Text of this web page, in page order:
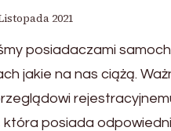
2021
posiadaczami
jakie na nas ciążą.
która posiada